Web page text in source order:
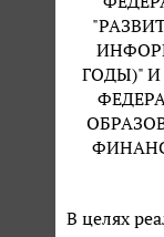
ГОДЫ)"
В целях